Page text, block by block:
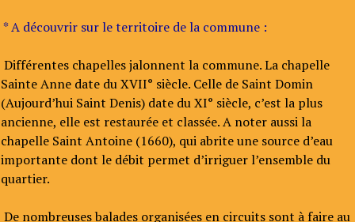
* A découvrir sur le territoire de la commune :
Différentes chapelles jalonnent la commune. La chapelle
Sainte Anne date du XVII° siècle. Celle de Saint Domin
(Aujourd’hui Saint Denis) date du XI° siècle, c’est la plus
ancienne, elle est restaurée et classée. A noter aussi la
chapelle Saint Antoine (1660), qui abrite une source d’eau
importante dont le débit permet d’irriguer l’ensemble du
quartier.
De nombreuses balades organisées en circuits sont à faire au